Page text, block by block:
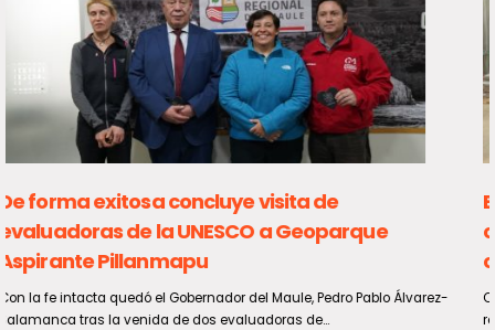
Estudiantes de Talca fortalecieron sus
conocimientos en materia energética con
charla y visita pedagógica
Con el propósito de promover la formación integral en jóvenes de la
región, se llevó a cabo la charla...